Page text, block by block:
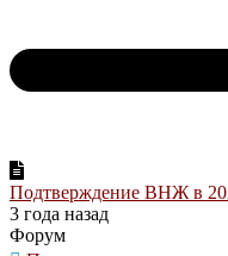
Подтверждение ВНЖ в
3 года назад
Форум